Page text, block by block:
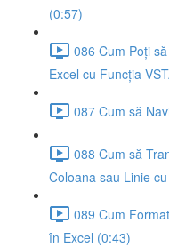
(0:57)
086 Cum Poți
Excel cu Funcția
087 Cum să
088 Cum să
Coloana sau Linie
089 Cum
în Excel (0:43)